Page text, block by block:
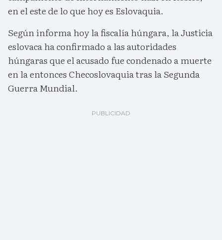
en el este de lo que hoy es Eslovaquia.
Según informa hoy la fiscalía húngara, la Justicia
eslovaca ha confirmado a las autoridades
húngaras que el acusado fue condenado a muerte
en la entonces Checoslovaquia tras la Segunda
Guerra Mundial.